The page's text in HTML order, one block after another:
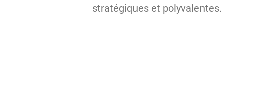
stratégiques et polyvalentes.